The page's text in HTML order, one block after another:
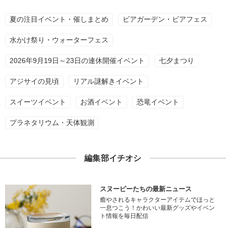
夏の注目イベント・催しまとめ ビアガーデン・ビアフェス
水かけ祭り・ウォーターフェス
2026年9月19日～23日の連休開催イベント 七夕まつり
アジサイの見頃 リアル謎解きイベント
スイーツイベント お酒イベント 恐竜イベント
プラネタリウム・天体観測
編集部イチオシ
スヌーピーたちの最新ニュース
癒やされるキャラクターアイテムでほっと
一息つこう！かわいい最新グッズやイベン
ト情報を毎日配信